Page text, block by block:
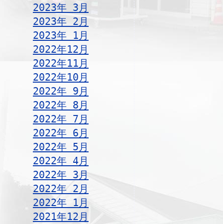
2023年 3月
2023年 2月
2023年 1月
2022年12月
2022年11月
2022年10月
2022年 9月
2022年 8月
2022年 7月
2022年 6月
2022年 5月
2022年 4月
2022年 3月
2022年 2月
2022年 1月
2021年12月